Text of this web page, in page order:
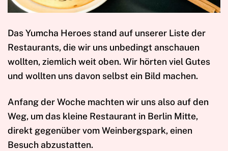
Das Yumcha Heroes stand auf unserer Liste der
Restaurants, die wir uns unbedingt anschauen
wollten, ziemlich weit oben. Wir hörten viel Gutes
und wollten uns davon selbst ein Bild machen.
Anfang der Woche machten wir uns also auf den
Weg, um das kleine Restaurant in Berlin Mitte,
direkt gegenüber vom Weinbergspark, einen
Besuch abzustatten.